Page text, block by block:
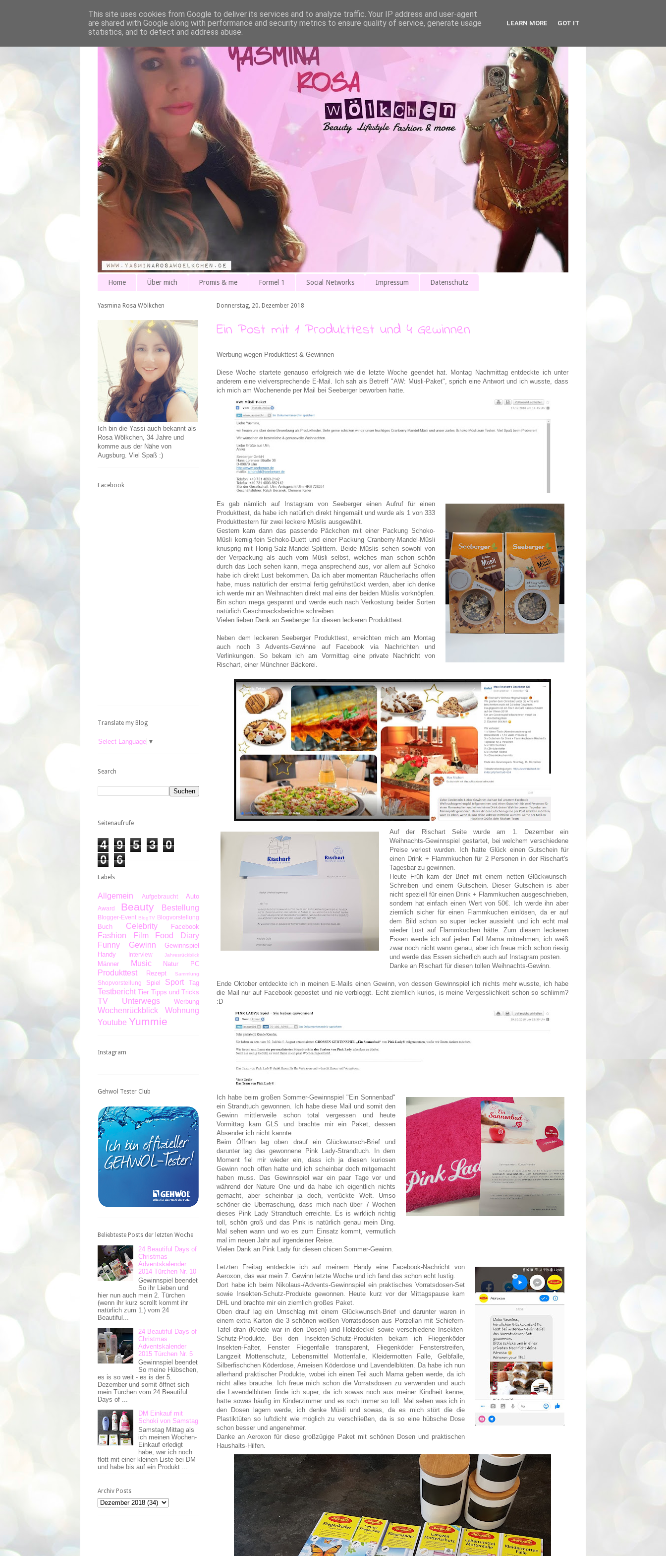
Home Über mich Promis & me Formel 1 Social Networks Impressum Datenschutz
Donnerstag, 20. Dezember 2018
Ein Post mit 1 Produkttest und 4 Gewinnen
Werbung wegen Produkttest & Gewinnen
Diese Woche startete genauso erfolgreich wie die letzte Woche geendet hat. Montag Nachmittag entdeckte ich unter
anderem eine vielversprechende E-Mail. Ich sah als Betreff "AW: Müsli-Paket", sprich eine Antwort und ich wusste, dass
ich mich am Wochenende per Mail bei Seeberger beworben hatte.
Es gab nämlich auf Instagram von Seeberger einen Aufruf für einen
Produkttest, da habe ich natürlich direkt hingemailt und wurde als 1 von 333
Produkttestern für zwei leckere Müslis ausgewählt.
Gestern kam dann das passende Päckchen mit einer Packung Schoko-
Müsli kernig-fein Schoko-Duett und einer Packung Cranberry-Mandel-Müsli
knusprig mit Honig-Salz-Mandel-Splittern. Beide Müslis sehen sowohl von
der Verpackung als auch vom Müsli selbst, welches man schon schön
durch das Loch sehen kann, mega ansprechend aus, vor allem auf Schoko
habe ich direkt Lust bekommen. Da ich aber momentan Räucherlachs offen
habe, muss natürlich der erstmal fertig gefrühstückt werden, aber ich denke
ich werde mir an Weihnachten direkt mal eins der beiden Müslis vorknöpfen.
Bin schon mega gespannt und werde euch nach Verkostung beider Sorten
natürlich Geschmacksberichte schreiben.
Vielen lieben Dank an Seeberger für diesen leckeren Produkttest.
Neben dem leckeren Seeberger Produkttest, erreichten mich am Montag
auch noch 3 Advents-Gewinne auf Facebook via Nachrichten und
Verlinkungen. So bekam ich am Vormittag eine private Nachricht von
Rischart, einer Münchner Bäckerei.
Auf der Rischart Seite wurde am 1. Dezember ein
Weihnachts-Gewinnspiel gestartet, bei welchem verschiedene
Preise verlost wurden.
Ich hatte Glück einen Gutschein für
einen Drink + Flammkuchen für 2 Personen in der Rischart's
Tagesbar zu gewinnen.
Heute Früh kam der Brief mit einem netten Glückwunsch-
Schreiben und einem Gutschein. Dieser Gutschein is aber
nicht speziell für einen Drink + Flammkuchen ausgeschrieben,
sondern hat einfach einen Wert von 50€. Ich werde ihn aber
ziemlich sicher für einen Flammkuchen einlösen, da er auf
dem Bild schon so super lecker aussieht und ich echt mal
wieder Lust auf Flammkuchen hätte. Zum diesem leckeren
Essen werde ich auf jeden Fall Mama mitnehmen, ich weiß
zwar noch nicht wann genau, aber ich freue mich schon riesig
und werde das Essen sicherlich auch auf Instagram posten.
Danke an Rischart für diesen tollen Weihnachts-Gewinn.
Ende Oktober entdeckte ich in meinen E-Mails einen Gewinn, von dessen Gewinnspiel ich nichts mehr wusste, ich habe
die Mail nur auf Facebook gepostet und nie verbloggt. Echt ziemlich kurios, is meine Vergesslichkeit schon so schlimm?
:D
Ich habe beim großen Sommer-Gewinnspiel "Ein Sonnenbad"
ein Strandtuch gewonnen. Ich habe diese Mail und somit den
Gewinn mittlerweile schon total vergessen und heute
Vormittag kam GLS und brachte mir ein Paket, dessen
Absender ich nicht kannte.
Beim Öffnen lag oben drauf ein Glückwunsch-Brief und
darunter lag das gewonnene Pink Lady-Strandtuch. In dem
Moment fiel mir wieder ein, dass ich ja diesen kuriosen
Gewinn noch offen hatte und ich scheinbar doch mitgemacht
haben muss. Das Gewinnspiel war ein paar Tage vor und
während der Nature One und da habe ich eigentlich nichts
gemacht, aber scheinbar ja doch, verrückte Welt. Umso
schöner die Überraschung, dass mich nach über 7 Wochen
dieses Pink Lady Strandtuch erreichte. Es is wirklich richtig
toll, schön groß und das Pink is natürlich genau mein Ding.
Mal sehen wann und wo es zum Einsatz kommt, vermutlich
mal im neuen Jahr auf irgendeiner Reise.
Vielen Dank an Pink Lady für diesen chicen Sommer-Gewinn.
Letzten Freitag entdeckte ich auf meinem Handy eine Facebook-Nachricht von
Aeroxon, das war mein 7. Gewinn letzte Woche und ich fand das schon echt lustig.
Dort habe ich beim Nikolaus-/Advents-Gewinnspiel ein praktisches Vorratsdosen-Set
sowie Insekten-Schutz-Produkte gewonnen. Heute kurz vor der Mittagspause kam
DHL und brachte mir ein ziemlich großes Paket.
Oben drauf lag ein Umschlag mit einem Glückwunsch-Brief und darunter waren in
einem extra Karton die 3 schönen weißen Vorratsdosen aus Porzellan mit Schiefern-
Tafel dran (Kreide war in den Dosen) und Holzdeckel sowie verschiedene Insekten-
Schutz-Produkte. Bei den Insekten-Schutz-Produkten bekam ich Fliegenköder
Insekten-Falter, Fenster Fliegenfalle transparent, Fliegenköder Fensterstreifen,
Langzeit Mottenschutz, Lebensmittel Mottenfalle, Kleidermotten Falle, Gelbfalle,
Silberfischchen Köderdose, Ameisen Köderdose und Lavendelblüten. Da habe ich nun
allerhand praktischer Produkte, wobei ich einen Teil auch Mama geben werde, da ich
nicht alles brauche. Ich freue mich schon die Vorratsdosen zu verwenden und auch
die Lavendelblüten finde ich super, da ich sowas noch aus meiner Kindheit kenne,
hatte sowas häufig im Kinderzimmer und es roch immer so toll. Mal sehen was ich in
den Dosen lagern werde, ich denke Müsli und sowas, da es mich stört die die
Plastiktüten so luftdicht wie möglich zu verschließen, da is so eine hübsche Dose
schon besser und angenehmer.
Danke an Aeroxon für diese großzügige Paket mit schönen Dosen und praktischen
Haushalts-Hilfen.
Yasmina Rosa Wölkchen
Ich bin die Yassi auch bekannt als
Rosa Wölkchen, 34 Jahre und
komme aus der Nähe von
Augsburg. Viel Spaß :)
Facebook
Translate my Blog
Select Language ▼
Search
Seitenaufrufe
4 9 5 3
0
0
6
Labels
Allgemein Aufgebraucht Auto
Award Beauty Bestellung
Blogger-Event BlogTV Blogvorstellung
Buch Celebrity Facebook
Fashion Film
Food Diary
Funny
Gewinn
Gewinnspiel
Handy
Interview Jahresrückblick
Männer Music Natur PC
Produkttest Rezept Sammlung
Shopvorstellung Spiel Sport Tag
Testbericht Tier Tipps und Tricks
TV Unterwegs Werbung
Wochenrückblick
Wohnung
Youtube Yummie
Instagram
Gehwol Tester Club
Beliebteste Posts der letzten Woche
24 Beautiful Days of
Christmas
Adventskalender
2014 Türchen Nr. 10
Gewinnspiel beendet
So ihr Lieben und
hier nun auch mein 2. Türchen
(wenn ihr kurz scrollt kommt ihr
natürlich zum 1.) vom 24
Beautiful...
24 Beautiful Days of
Christmas
Adventskalender
2015 Türchen Nr. 5
Gewinnspiel beendet
So meine Hübschen,
es is so weit - es is der 5.
Dezember und somit öffnet sich
mein Türchen vom 24 Beautiful
Days of ...
DM Einkauf mit
Schoki von Samstag
Samstag Mittag als
ich meinen Wochen-
Einkauf erledigt
habe, war ich noch
flott mit einer kleinen Liste bei DM
und habe bis auf ein Produkt ...
Archiv Posts
This site uses cookies from Google to deliver its services and to analyze traffic. Your IP address and user-agent
are shared with Google along with performance and security metrics to ensure quality of service, generate usage
statistics, and to detect and address abuse.
LEARN MORE GOT IT